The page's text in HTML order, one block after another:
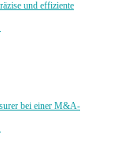
und effiziente
bei einer M&A-